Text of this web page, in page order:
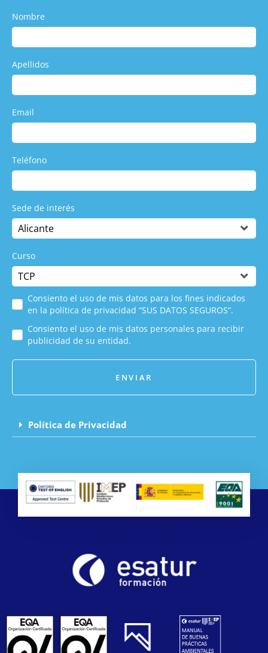
Nombre
Apellidos
Email
Teléfono
Sede de interés
Curso
Consiento el uso de mis datos para los fines indicados
en la política de privacidad “SUS DATOS SEGUROS”.
Consiento el uso de mis datos personales para recibir
publicidad de su entidad.
ENVIAR
Política de Privacidad